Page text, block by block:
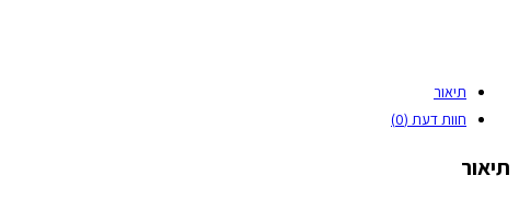
תיאור
חוות דעת (0)
תיאור